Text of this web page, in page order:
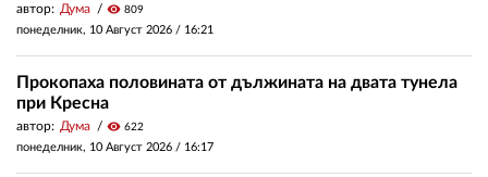
автор: Дума visibility 809
понеделник, 10 Август 2026 / 16:21
Прокопаха половината от дължината на двата тунела
при Кресна
автор: Дума visibility 622
понеделник, 10 Август 2026 / 16:17